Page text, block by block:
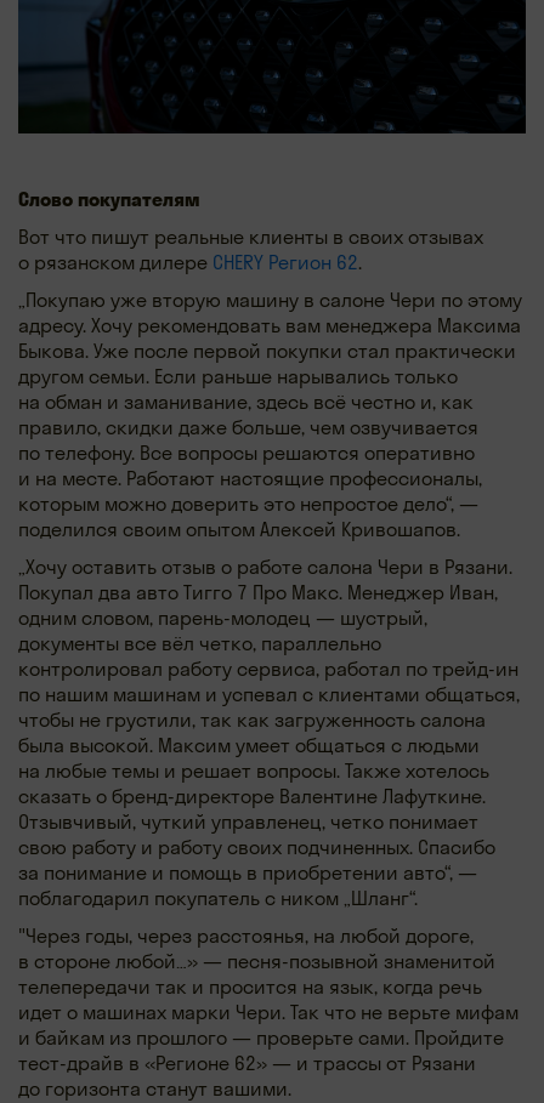
Слово покупателям
Вот что пишут реальные клиенты в своих отзывах
о рязанском дилере CHERY Регион 62.
„Покупаю уже вторую машину в салоне Чери по этому
адресу. Хочу рекомендовать вам менеджера Максима
Быкова. Уже после первой покупки стал практически
другом семьи. Если раньше нарывались только
на обман и заманивание, здесь всё честно и, как
правило, скидки даже больше, чем озвучивается
по телефону. Все вопросы решаются оперативно
и на месте. Работают настоящие профессионалы,
которым можно доверить это непростое дело“, —
поделился своим опытом Алексей Кривошапов.
„Хочу оставить отзыв о работе салона Чери в Рязани.
Покупал два авто Тигго 7 Про Макс. Менеджер Иван,
одним словом, парень-молодец — шустрый,
документы все вёл четко, параллельно
контролировал работу сервиса, работал по трейд-ин
по нашим машинам и успевал с клиентами общаться,
чтобы не грустили, так как загруженность салона
была высокой. Максим умеет общаться с людьми
на любые темы и решает вопросы. Также хотелось
сказать о бренд-директоре Валентине Лафуткине.
Отзывчивый, чуткий управленец, четко понимает
свою работу и работу своих подчиненных. Спасибо
за понимание и помощь в приобретении авто“, —
поблагодарил покупатель с ником „Шланг“.
"Через годы, через расстоянья, на любой дороге,
в стороне любой…» — песня-позывной знаменитой
телепередачи так и просится на язык, когда речь
идет о машинах марки Чери. Так что не верьте мифам
и байкам из прошлого — проверьте сами. Пройдите
тест-драйв в «Регионе 62» — и трассы от Рязани
до горизонта станут вашими.